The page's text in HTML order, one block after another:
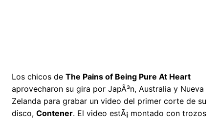
Los chicos de The Pains of Being Pure At Heart
aprovecharon su gira por JapÃ³n, Australia y Nueva
Zelanda para grabar un video del primer corte de su
disco, Contener. El video estÃ¡ montado con trozos